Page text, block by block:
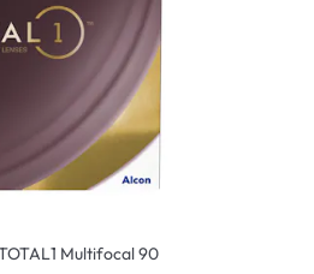
Multifocal 90